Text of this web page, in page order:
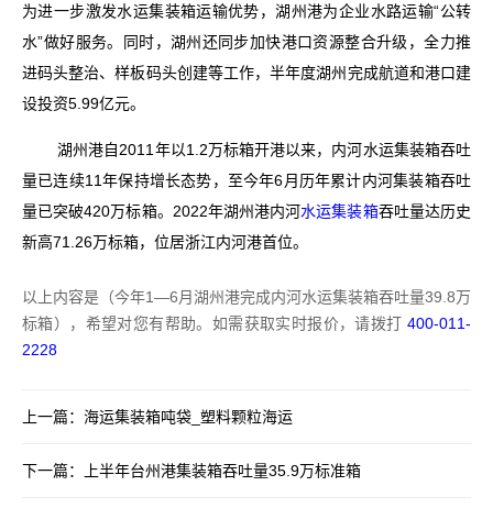
为进一步激发水运集装箱运输优势，湖州港为企业水路运输“公转
水”做好服务。同时，湖州还同步加快港口资源整合升级，全力推
进码头整治、样板码头创建等工作，半年度湖州完成航道和港口建
设投资5.99亿元。
湖州港自2011年以1.2万标箱开港以来，内河水运集装箱吞吐
量已连续11年保持增长态势，至今年6月历年累计内河集装箱吞吐
量已突破420万标箱。2022年湖州港内河水运集装箱吞吐量达历史
新高71.26万标箱，位居浙江内河港首位。
以上内容是（今年1—6月湖州港完成内河水运集装箱吞吐量39.8万
标箱），希望对您有帮助。如需获取实时报价，请拨打 400-011-
2228
上一篇： 海运集装箱吨袋_塑料颗粒海运
下一篇： 上半年台州港集装箱吞吐量35.9万标准箱